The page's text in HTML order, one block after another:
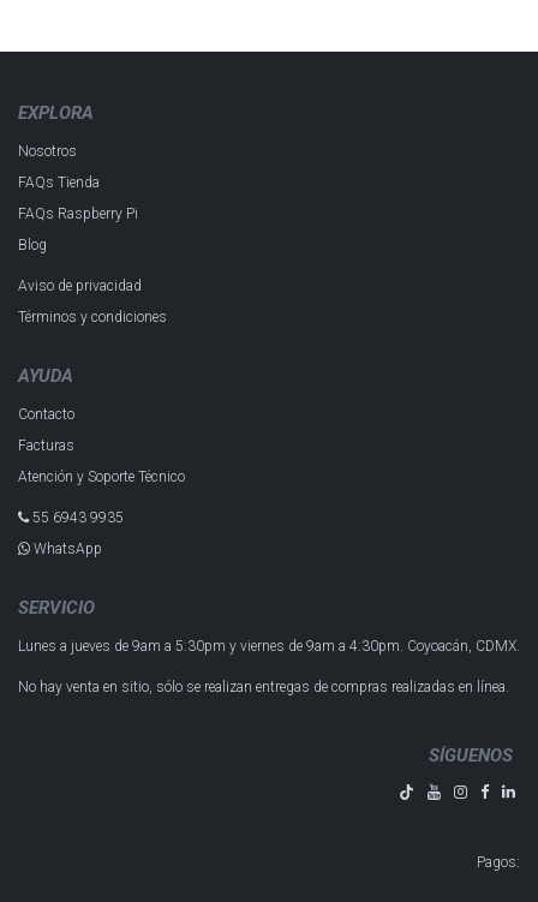
EXPLORA
Nosotros
FAQs Tienda
FAQs Raspberry Pi
Blog
Aviso de privacidad
Términos y condiciones
AYUDA
Contacto
Facturas
Atención y Soporte Técnico
55 6943 993​5
WhatsApp
SERVICIO
Lunes a jueves de 9am a 5:30pm y viernes de 9am a 4:30pm. Coyoacán, CDMX.
No hay venta en sitio, sólo se realizan entregas de compras realizadas en línea.
SÍGUENOS
Pagos: